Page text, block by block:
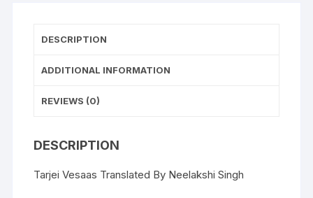
DESCRIPTION
ADDITIONAL INFORMATION
REVIEWS (0)
DESCRIPTION
Tarjei Vesaas Translated By Neelakshi Singh